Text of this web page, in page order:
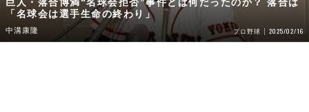
巨人・落合博満“名球会拒否”事件とは何だったのか？ 落合は
「名球会は選手生命の終わり」
中溝康隆 プロ野球 2025/02/16